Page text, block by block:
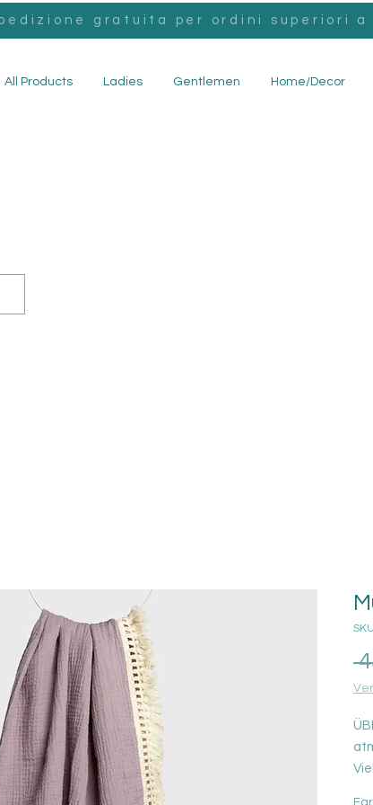
gratuita per ordini superiori a
All Products Ladies Gentlemen Home/Decor